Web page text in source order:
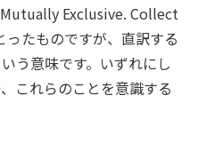
Exclusive. Collect
たものですが、直訳する
う意味です。いずれにし
これらのことを意識する